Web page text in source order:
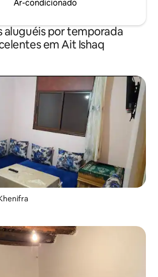
Ar-condicionado
aluguéis por temporada
em Ait Ishaq